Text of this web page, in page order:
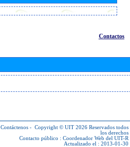
Contactos
Contáctenos - Copyright © UIT 2026 Reservados todos
los derechos
Contacto público : Coordenador Web del UIT-R
Actualizado el : 2013-01-30